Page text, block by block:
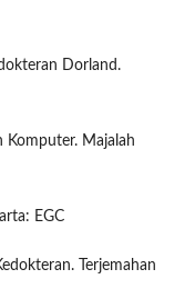
Dorland.
Komputer. Majalah
EGC
Terjemahan